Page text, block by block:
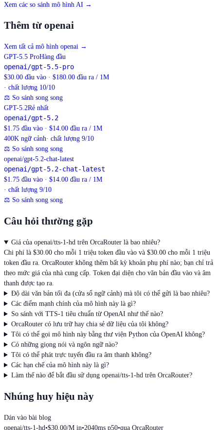
Xem các so sánh mô hình AI →
Thêm từ openai
Xem tất cả mô hình openai →
GPT-5.5 ProHàng đầu
openai/gpt-5.5-pro
$30.00 đầu vào · $180.00 đầu ra / 1M
· chất lượng 10/10
⚖ So sánh song song
GPT-5.2Rẻ nhất
openai/gpt-5.2
$1.75 đầu vào · $14.00 đầu ra / 1M
400K ngữ cảnh· chất lượng 9/10
⚖ So sánh song song
openai/gpt-5.2-chat-latest
openai/gpt-5.2-chat-latest
$1.75 đầu vào · $14.00 đầu ra / 1M
· chất lượng 9/10
⚖ So sánh song song
Câu hỏi thường gặp
Giá của openai/tts-1-hd trên OrcaRouter là bao nhiêu?
Chi phí là $30.00 cho mỗi 1 triệu token đầu vào và $30.00 cho mỗi 1 triệu
token đầu ra. OrcaRouter không thêm bất kỳ khoản phụ phí nào; bạn chỉ trả
theo mức giá của nhà cung cấp. Token đại diện cho văn bản đầu vào và âm
thanh được tạo ra.
Độ dài văn bản tối đa (cửa sổ ngữ cảnh) mà tôi có thể gửi là bao nhiêu?
Các điểm mạnh chính của mô hình này là gì?
So sánh với TTS-1 tiêu chuẩn từ OpenAI như thế nào?
OrcaRouter có lưu trữ hay chia sẻ dữ liệu của tôi không?
Tôi có thể gọi mô hình này bằng thư viện Python của OpenAI không?
Có những giọng nói và ngôn ngữ nào?
Tôi có thể phát trực tuyến đầu ra âm thanh không?
Các hạn chế của mô hình này là gì?
Làm thế nào để bắt đầu sử dụng openai/tts-1-hd trên OrcaRouter?
Nhúng huy hiệu này
Dán vào bài blog
openai/tts-1-hd•$30.00/M in•2040ms p50•qua OrcaRouter